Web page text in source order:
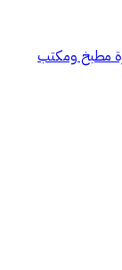
عبارة مطبخ ومكتب